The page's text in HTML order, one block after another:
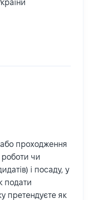
проходження
роботи чи
і посаду, у
подати
претендуєте як